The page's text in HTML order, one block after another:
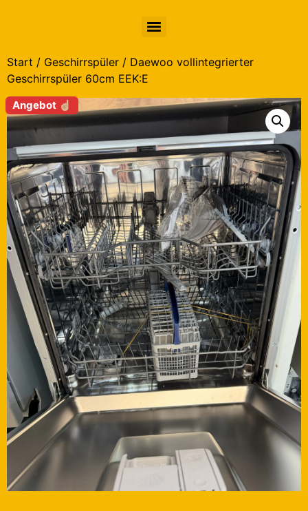
Start / Geschirrspüler / Daewoo vollintegrierter
Geschirrspüler 60cm EEK:E
Angebot ☝🏼